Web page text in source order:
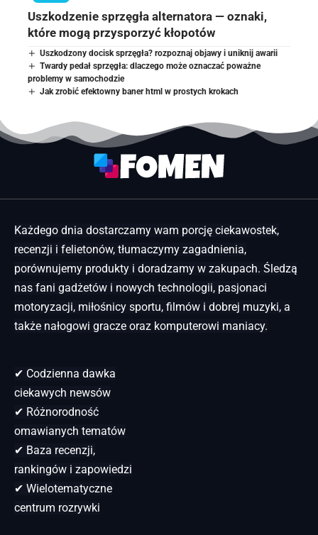
Uszkodzenie sprzęgła alternatora — oznaki,
które mogą przysporzyć kłopotów
Uszkodzony docisk sprzęgła? rozpoznaj objawy i uniknij awarii
Twardy pedał sprzęgła: dlaczego może oznaczać poważne
problemy w samochodzie
Jak zrobić efektowny baner html w prostych krokach
Każdego dnia dostarczamy wam porcję ciekawostek,
recenzji i felietonów, tłumaczymy zagadnienia,
porównujemy produkty i doradzamy w zakupach. Śledzą
nas fani gadżetów i nowych technologii, pasjonaci
motoryzacji, miłośnicy sportu, filmów i dobrej muzyki, a
także nałogowi gracze oraz komputerowi maniacy.
✔ Codzienna dawka
ciekawych newsów
✔ Różnorodność
omawianych tematów
✔ Baza recenzji,
rankingów i zapowiedzi
✔ Wielotematyczne
centrum rozrywki